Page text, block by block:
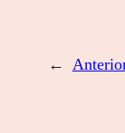
←